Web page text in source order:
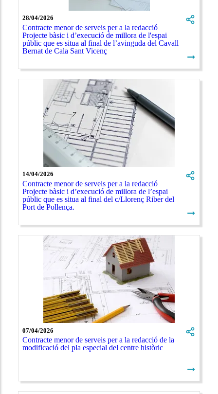
28/04/2026
Contracte menor de serveis per a la redacció
Projecte bàsic i d’execució de millora de l'espai
públic que es situa al final de l’avinguda del Cavall
Bernat de Cala Sant Vicenç
➞
14/04/2026
Contracte menor de serveis per a la redacció
Projecte bàsic i d’execució de millora de l’espai
públic que es situa al final del c/Llorenç Riber del
Port de Pollença.
➞
07/04/2026
Contracte menor de serveis per a la redacció de la
modificació del pla especial del centre històric
➞